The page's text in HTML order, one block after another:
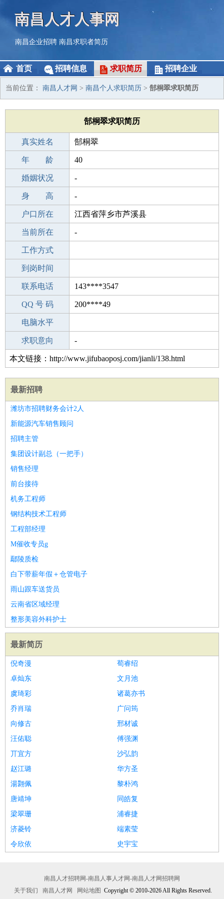
南昌人才人事网
南昌企业招聘 南昌求职者简历
首页 招聘信息 求职简历 招聘企业
当前位置： 南昌人才网 > 南昌个人求职简历 > 郜桐翠求职简历
郜桐翠求职简历
真实姓名 郜桐翠
性 别 女
年 龄 40
出生年月 1986-02-22
婚姻状况 -
学 历 高中
身 高 -
毕业学校 茂名市油城老年大学
户口所在 江西省萍乡市芦溪县
所学专业 -
当前所在 -
工作经验
工作方式
驾 照
到岗时间
期望月薪
联系电话 143****3547
手机号码 143****3547
QQ 号 码 200****49
微信号码
电脑水平
外语水平
求职意向 -
本文链接：http://www.jifubaoposj.com/jianli/138.html
最新招聘
潍坊市招聘财务会计2人
新能源汽车销售顾问
招聘主管
集团设计副总（一把手）
销售经理
前台接待
机务工程师
钢结构技术工程师
工程部经理
M催收专员g
鄢陵质检
白下带薪年假＋仓管电子
雨山跟车送货员
云南省区域经理
整形美容外科护士
最新简历
倪奇漫
荀睿绍
卓灿东
文月池
虞琦彩
诸葛亦书
乔肖瑞
广问筠
向修古
邢材诚
汪佑聪
傅强渊
丌宜方
沙弘韵
赵江璐
华方圣
湯翾佩
黎朴鸿
唐靖坤
同皓复
梁翠珊
浦睿捷
济菱铃
端素莹
令欣依
史宇宝
南昌人才招聘网-南昌人事人才网-南昌人才网招聘网
关于我们
南昌人才网 网站地图 Copyright © 2010-2026 All Rights Reserved.